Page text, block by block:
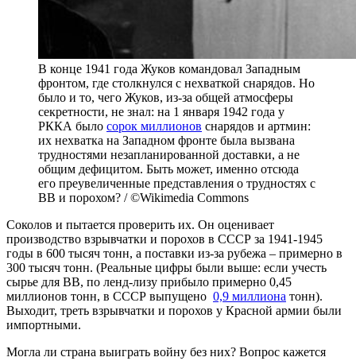
В конце 1941 года Жуков командовал Западным
фронтом, где столкнулся с нехваткой снарядов. Но
было и то, чего Жуков, из-за общей атмосферы
секретности, не знал: на 1 января 1942 года у
РККА было сорок миллионов снарядов и артмин:
их нехватка на Западном фронте была вызвана
трудностями незапланированной доставки, а не
общим дефицитом. Быть может, именно отсюда
его преувеличенные представления о трудностях с
ВВ и порохом? / ©Wikimedia Commons
Соколов и пытается проверить их. Он оценивает
производство взрывчатки и порохов в СССР за 1941-1945
годы в 600 тысяч тонн, а поставки из-за рубежа – примерно в
300 тысяч тонн. (Реальные цифры были выше: если учесть
сырье для ВВ, по ленд-лизу прибыло примерно 0,45
миллионов тонн, в СССР выпущено 0,9 миллиона тонн).
Выходит, треть взрывчатки и порохов у Красной армии были
импортными.
Могла ли страна выиграть войну без них? Вопрос кажется